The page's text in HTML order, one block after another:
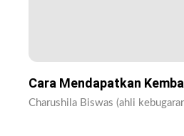
Cara Mendapatkan
Charushila Biswas (ahli